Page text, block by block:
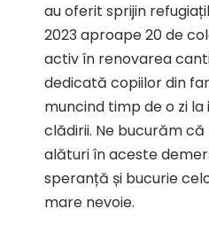
au oferit sprijin
2023 aproape 20 de
activ în renovarea
dedicată copiilor din
muncind timp de o zi
clădirii. Ne bucurăm
alături în aceste
speranță și bucurie
mare nevoie.